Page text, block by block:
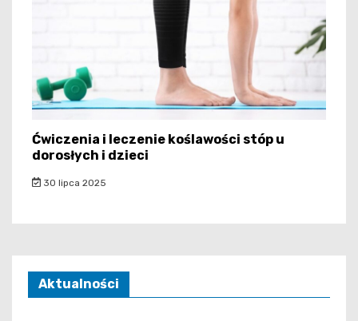
Ćwiczenia i leczenie koślawości stóp u
dorosłych i dzieci
30 lipca 2025
Aktualności